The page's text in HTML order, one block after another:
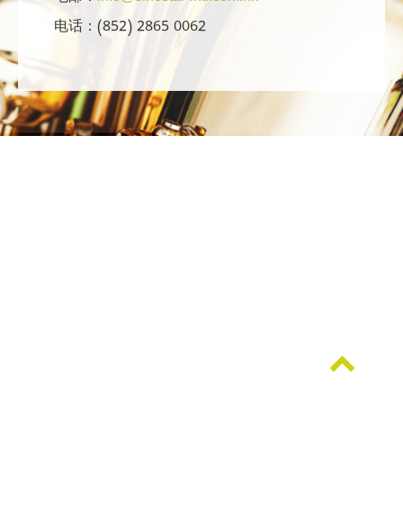
电话：(852) 2865 0062